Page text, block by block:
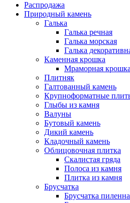
Распродажа
Природный камень
Галька
Галька речная
Галька морская
Галька
Каменная крошка
Мраморная крошка
Плитняк
Галтованный камень
Крупноформатные
Глыбы из камня
Валуны
Бутовый камень
Дикий камень
Кладочный камень
Облицовочная плитка
Скалистая гряда
Полоса из камня
Плитка из камня
Брусчатка
Брусчатка